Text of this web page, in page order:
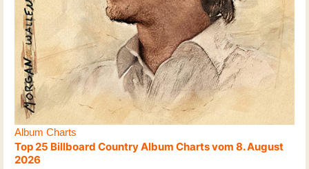
Album Charts
Top 25 Billboard Country Album Charts vom 8. August
2026